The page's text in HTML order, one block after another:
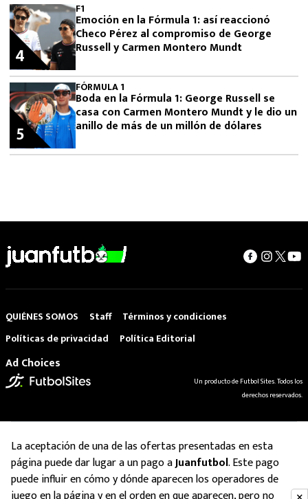
F1
Emoción en la Fórmula 1: así reaccionó
Checo Pérez al compromiso de George
Russell y Carmen Montero Mundt
4
FÓRMULA 1
Boda en la Fórmula 1: George Russell se
casa con Carmen Montero Mundt y le dio un
anillo de más de un millón de dólares
5
QUIÉNES SOMOS Staff
Términos y condiciones
Políticas de privacidad
Política Editorial
Ad Choices
Un producto de Futbol Sites. Todos los
derechos reservados.
La aceptación de una de las ofertas presentadas en esta
página puede dar lugar a un pago aJuanfutbol. Este pago
puede influir en cómo y dónde aparecen los operadores de